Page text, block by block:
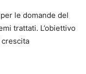
le domande del
trattati. L’obiettivo